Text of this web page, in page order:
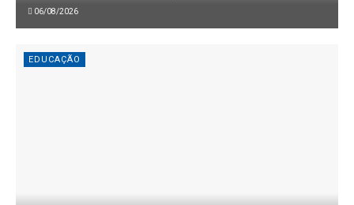
06/08/2026
EDUCAÇÃO